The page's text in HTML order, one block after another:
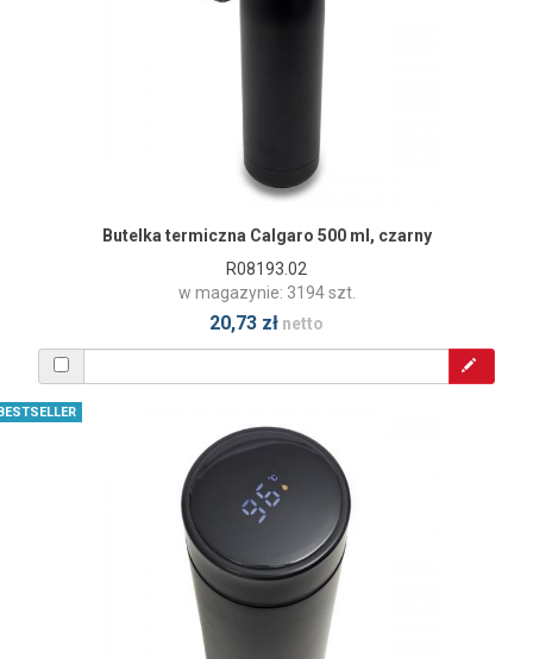
Butelka termiczna Calgaro 500 ml, czarny
R08193.02
w magazynie: 3194 szt.
20,73 zł netto